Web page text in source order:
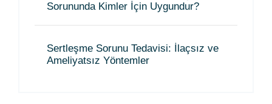
Sorununda Kimler İçin Uygundur?
Sertleşme Sorunu Tedavisi: İlaçsız ve
Ameliyatsız Yöntemler